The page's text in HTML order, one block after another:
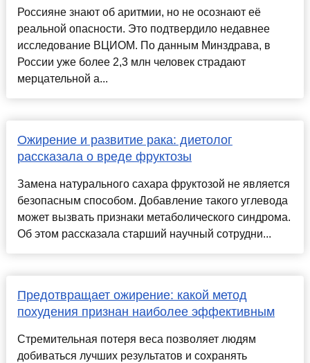
Россияне знают об аритмии, но не осознают её
реальной опасности. Это подтвердило недавнее
исследование ВЦИОМ. По данным Минздрава, в
России уже более 2,3 млн человек страдают
мерцательной а...
Ожирение и развитие рака: диетолог
рассказала о вреде фруктозы
Замена натурального сахара фруктозой не является
безопасным способом. Добавление такого углевода
может вызвать признаки метаболического синдрома.
Об этом рассказала старший научный сотрудни...
Предотвращает ожирение: какой метод
похудения признан наиболее эффективным
Стремительная потеря веса позволяет людям
добиваться лучших результатов и сохранять